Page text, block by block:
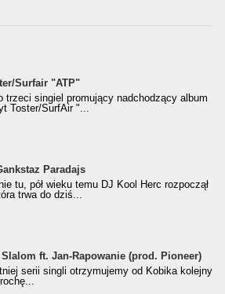
ATP VIDEO
Surfair "ATP"
trzeci singiel promujący nadchodzący album
Toster/SurfAir "...
nagrodą za
Album Roku
Paradajs
tu, pół wieku temu DJ Kool Herc rozpoczął
trwa do dziś...
Rapowanie (prod. Pioneer)
ft. Jan-Rapowanie (prod. Pioneer)
serii singli otrzymujemy od Kobika kolejny